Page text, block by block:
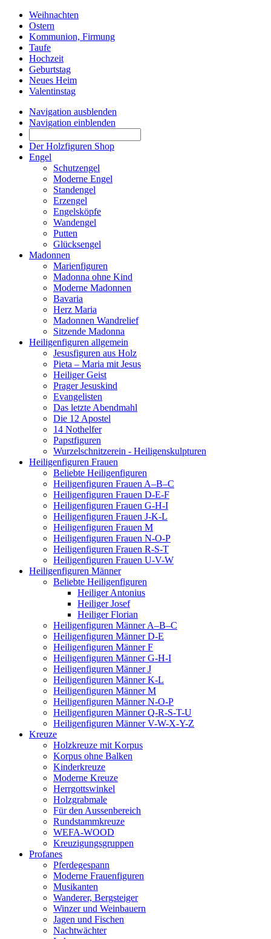
Weihnachten
Ostern
Kommunion, Firmung
Taufe
Hochzeit
Geburtstag
Neues Heim
Valentinstag
Navigation ausblenden
Navigation einblenden
Der Holzfiguren Shop
Engel
Schutzengel
Moderne Engel
Standengel
Erzengel
Engelsköpfe
Wandengel
Putten
Glücksengel
Madonnen
Marienfiguren
Madonna ohne Kind
Moderne Madonnen
Bavaria
Herz Maria
Madonnen Wandrelief
Sitzende Madonna
Heiligenfiguren allgemein
Jesusfiguren aus Holz
Pieta – Maria mit Jesus
Heiliger Geist
Prager Jesuskind
Evangelisten
Das letzte Abendmahl
Die 12 Apostel
14 Nothelfer
Papstfiguren
Wurzelschnitzerein - Heiligenskulpturen
Heiligenfiguren Frauen
Beliebte Heiligenfiguren
Heiligenfiguren Frauen A–B–C
Heiligenfiguren Frauen D-E-F
Heiligenfiguren Frauen G-H-I
Heiligenfiguren Frauen J-K-L
Heiligenfiguren Frauen M
Heiligenfiguren Frauen N-O-P
Heiligenfiguren Frauen R-S-T
Heiligenfiguren Frauen U-V-W
Heiligenfiguren Männer
Beliebte Heiligenfiguren
Heiliger Antonius
Heiliger Josef
Heiliger Florian
Heiligenfiguren Männer A–B–C
Heiligenfiguren Männer D-E
Heiligenfiguren Männer F
Heiligenfiguren Männer G-H-I
Heiligenfiguren Männer J
Heiligenfiguren Männer K-L
Heiligenfiguren Männer M
Heiligenfiguren Männer N-O-P
Heiligenfiguren Männer Q-R-S-T-U
Heiligenfiguren Männer V-W-X-Y-Z
Kreuze
Holzkreuze mit Korpus
Korpus ohne Balken
Kinderkreuze
Moderne Kreuze
Herrgottswinkel
Holzgrabmale
Für den Aussenbereich
Rundstammkreuze
WEFA-WOOD
Kreuzigungsgruppen
Profanes
Pferdegespann
Moderne Frauenfiguren
Musikanten
Wanderer, Bergsteiger
Winzer und Weinbauern
Jagen und Fischen
Nachtwächter